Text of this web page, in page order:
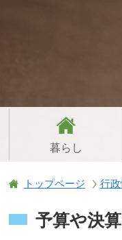
暮らし
トップページ 行
予算や決